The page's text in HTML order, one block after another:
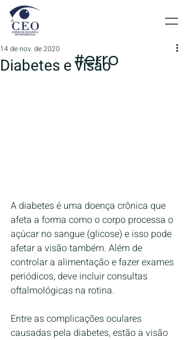
Diabetes e visão
14 de nov. de 2020
A diabetes é uma doença crônica que
afeta a forma como o corpo processa o
açúcar no sangue (glicose) e isso pode
afetar a visão também. Além de
controlar a alimentação e fazer exames
periódicos, deve incluir consultas
oftalmológicas na rotina.
Entre as complicações oculares
causadas pela diabetes, estão a visão
#erro